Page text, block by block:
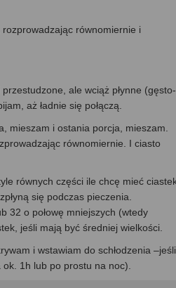
równomiernie i
ale wciąż płynne (gęsto-
aż ładnie się połączą.
mieszam i ostania porcja, mieszam.
równomiernie. I ciasto
równych części ile chcę mieć
się podczas pieczenia.
32 o połowę mniejszych (wtedy
jeśli mają być średniej wielkości.
i wstawiam do schłodzenia –jeśli
1h lub po prostu na noc).